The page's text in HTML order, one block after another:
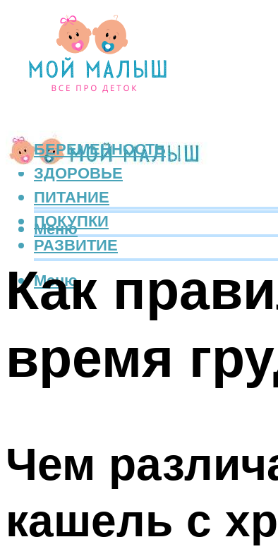
БЕРЕМЕННОСТЬ
ЗДОРОВЬЕ
ПИТАНИЕ
ПОКУПКИ
РАЗВИТИЕ
Меню
Меню
Как
время
Чем
кашель с